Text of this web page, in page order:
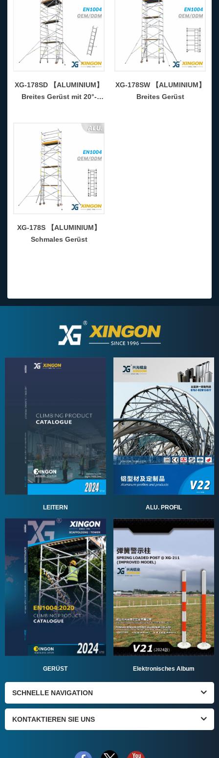
XG-178SD 【ALUMINIUM】
Breites Gerüst mit 20°-
XG-178SW 【ALUMINIUM】
Breites Gerüst
XG-178S 【ALUMINIUM】
Schmales Gerüst
LEITERN ALU. PROFIL
GERÜST Elektronisches Album
SCHNELLE NAVIGATION
KONTAKTIEREN SIE UNS